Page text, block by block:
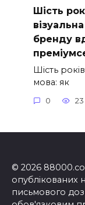
Шість
бренду
Шість
мова: як
0 23
© 2026
опублікованих
письмового